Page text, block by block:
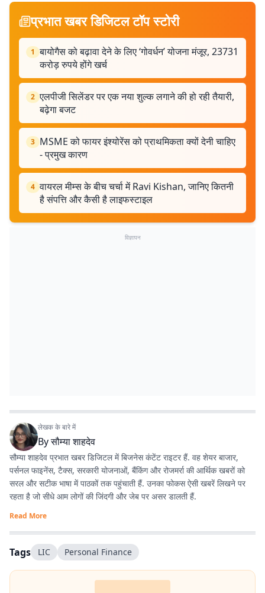
प्रभात खबर डिजिटल टॉप स्टोरी
1 बायोगैस को बढ़ावा देने के लिए ‘गोवर्धन’ योजना मंजूर, 23731
करोड़ रुपये होंगे खर्च
2 एलपीजी सिलेंडर पर एक नया शुल्क लगाने की हो रही तैयारी,
बढ़ेगा बजट
3 MSME को फायर इंश्योरेंस को प्राथमिकता क्यों देनी चाहिए
- प्रमुख कारण
4 वायरल मीम्स के बीच चर्चा में Ravi Kishan, जानिए कितनी
है संपत्ति और कैसी है लाइफस्टाइल
विज्ञापन
लेखक के बारे में
Byसौम्या शाहदेव
सौम्या शाहदेव प्रभात खबर डिजिटल में बिजनेस कंटेंट राइटर हैं. वह शेयर बाजार,
पर्सनल फाइनेंस, टैक्स, सरकारी योजनाओं, बैंकिंग और रोजमर्रा की आर्थिक खबरों को
सरल और सटीक भाषा में पाठकों तक पहुंचाती हैं. उनका फोकस ऐसी खबरें लिखने पर
रहता है जो सीधे आम लोगों की जिंदगी और जेब पर असर डालती हैं.
Read More
Tags LIC Personal Finance